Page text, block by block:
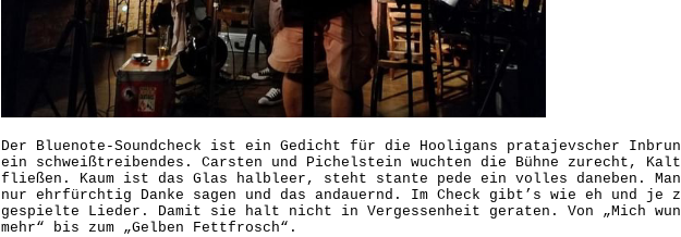
Der Bluenote-Soundcheck ist ein Gedicht für die Hooligans pratajevscher
ein schweißtreibendes. Carsten und Pichelstein wuchten die Bühne zurecht,
fließen. Kaum ist das Glas halbleer, steht stante pede ein volles daneben.
nur ehrfürchtig Danke sagen und das andauernd. Im Check gibt’s wie eh und je
gespielte Lieder. Damit sie halt nicht in Vergessenheit geraten. Von „Mich
mehr“ bis zum „Gelben Fettfrosch“.